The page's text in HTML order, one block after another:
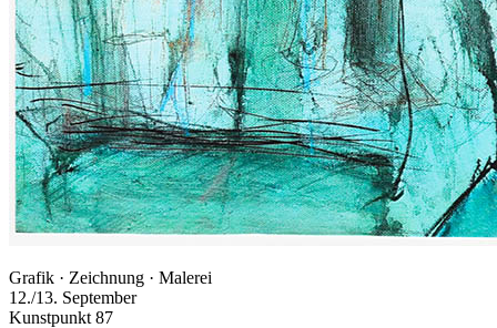
Grafik · Zeichnung · Malerei
12./13. September
Kunstpunkt 87